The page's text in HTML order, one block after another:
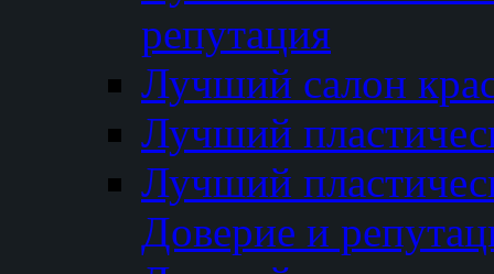
репутация
Лучший салон
Лучший
Лучший
Доверие и